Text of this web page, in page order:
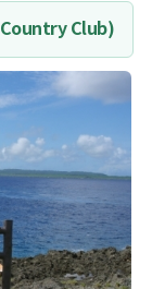
Country Club)